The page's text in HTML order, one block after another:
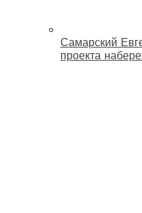
Самарский
проекта